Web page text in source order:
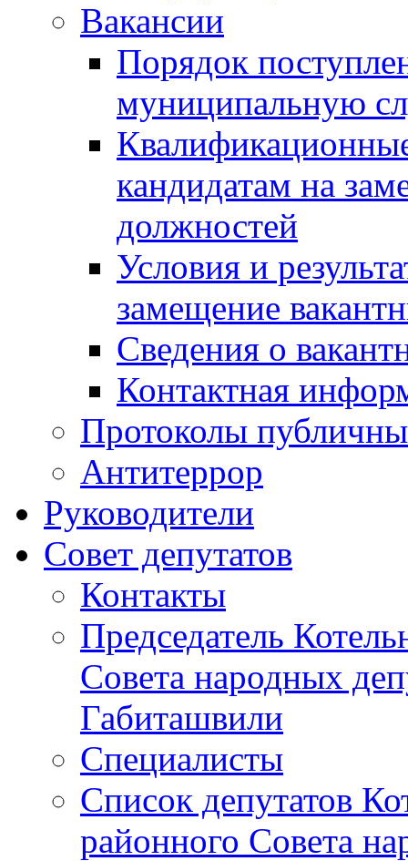
Вакансии
Порядок
муниципальную
кандидатам на
должностей
Условия и
замещение
Сведения о
Контактная
Протоколы
Антитеррор
Руководители
Совет депутатов
Контакты
Председатель
Совета народных
Габиташвили
Специалисты
Список депутатов
районного Совета